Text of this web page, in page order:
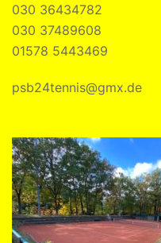
030 36434782
030 37489608
01578 5443469
psb24tennis@gmx.de